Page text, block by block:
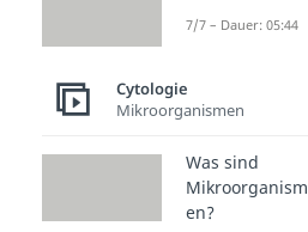
7/7 – Dauer: 05:44
Cytologie
Mikroorganismen
Was sind
Mikroorganism
en?